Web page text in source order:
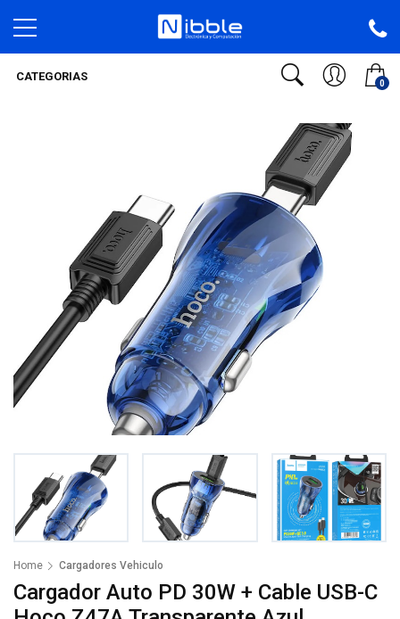
0
CATEGORIAS
Home Cargadores Vehiculo
Cargador Auto PD 30W + Cable USB-C